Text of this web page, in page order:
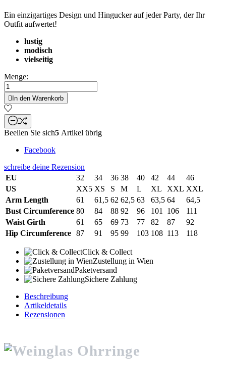
Ein einzigartiges Design und Hingucker auf jeder Party, der Ihr
Outfit aufwertet!
lustig
modisch
vielseitig
Menge:
 In den Warenkorb
Beeilen Sie sich5 Artikel übrig
Facebook
schreibe deine Rezension
EU
32 34 36 38 40 42 44
46
US
XX5 XS S M L XL XXL XXL
Arm Length
61 61,5 62 62,5 63 63,5 64
64,5
Bust Circumference 80 84 88 92 96 101 106
111
Waist Girth
61 65 69 73 77 82 87
92
Hip Circumference 87 91 95 99 103 108 113 118
Click & Collect
Zustellung in Wien
Paketversand
Sichere Zahlung
Beschreibung
Artikeldetails
Rezensionen